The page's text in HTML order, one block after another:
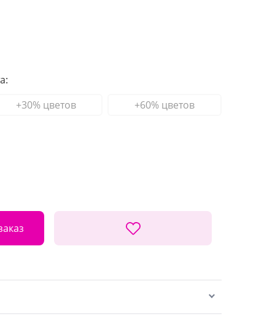
+30% цветов +60% цветов